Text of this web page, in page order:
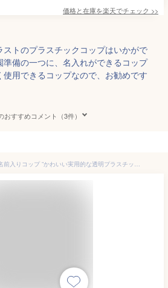
価格と在庫を楽天でチェック >>
トのプラスチックコップはいかがで
準備の一つに、名入れができるコップ
用できるコップなので、お勧めです
おすすめコメント（3件）
卒園記念品 名入れ お名前入りコップ ”かわいい実用的な透明プラスチック製 名入れができる歯磨きコップ ” プラコップ 入り セミオーダー おしゃれ かわいい おそろい プレゼント お名前 卒園 卒園式 小学校 新生活 記念品 オーダー 子供 ギフト 日本製【5個から注文受付】